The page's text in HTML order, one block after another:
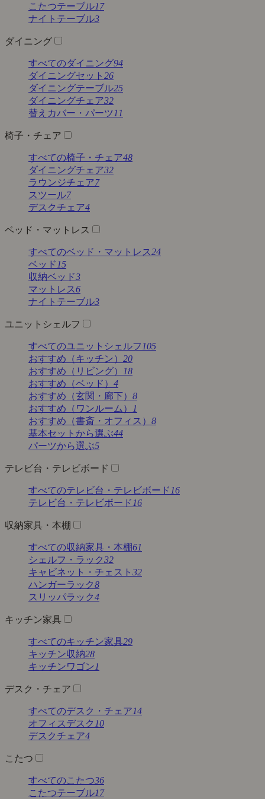
こたつテーブル17
ナイトテーブル3
ダイニング
すべてのダイニング94
ダイニングセット 26
ダイニングテーブル25
ダイニングチェア32
替えカバー・パーツ 11
椅子・チェア
すべての椅子・チェア48
ダイニングチェア32
ラウンジチェア7
スツール7
デスクチェア4
ベッド・マットレス
すべてのベッド・マットレス24
ベッド 15
収納ベッド3
マットレス6
ナイトテーブル3
ユニットシェルフ
すべてのユニットシェルフ 105
おすすめ（キッチン） 20
おすすめ（リビング）
18
おすすめ（ベッド） 4
おすすめ（玄関・廊下） 8
おすすめ（ワンルーム）
1
おすすめ（書斎・オフィス） 8
基本セットから選ぶ44
パーツから選ぶ5
テレビ台・テレビボード
すべてのテレビ台・テレビボード 16
テレビ台・テレビボード 16
収納家具・本棚
すべての収納家具・本棚61
シェルフ・ラック32
キャビネット・チェスト 32
ハンガーラック8
スリッパラック4
キッチン家具
すべてのキッチン家具29
キッチン収納28
キッチンワゴン1
デスク・チェア
すべてのデスク・チェア14
オフィスデスク 10
デスクチェア4
こたつ
すべてのこたつ36
こたつテーブル17